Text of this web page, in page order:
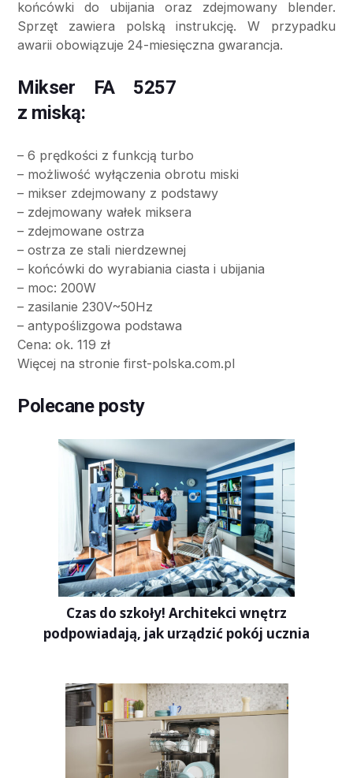
końcówki do ubijania oraz zdejmowany blender.
Sprzęt zawiera polską instrukcję. W przypadku
awarii obowiązuje 24-miesięczna gwarancja.
Mikser FA 5257
z miską:
– 6 prędkości z funkcją turbo
– możliwość wyłączenia obrotu miski
– mikser zdejmowany z podstawy
– zdejmowany wałek miksera
– zdejmowane ostrza
– ostrza ze stali nierdzewnej
– końcówki do wyrabiania ciasta i ubijania
– moc: 200W
– zasilanie 230V~50Hz
– antypoślizgowa podstawa
Cena: ok. 119 zł
Więcej na stronie first-polska.com.pl
Polecane posty
Czas do szkoły! Architekci wnętrz
podpowiadają, jak urządzić pokój ucznia